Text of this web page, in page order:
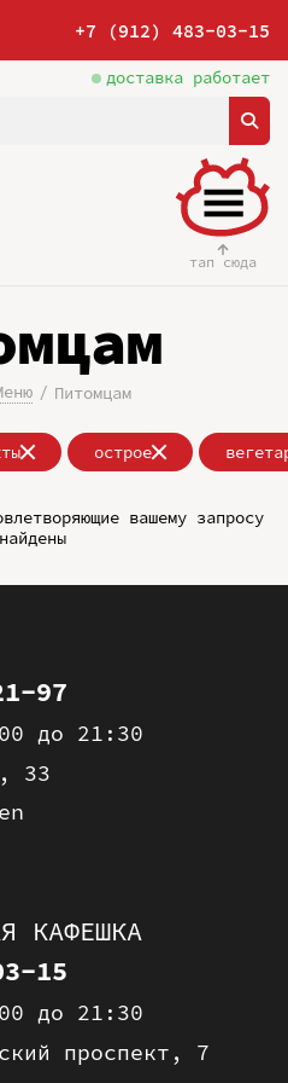
+7 (912) 483-03-15
доставка работает
тап сюда
Питомцам
острое
вашему запросу
97
до 21:30
33
КАФЕШКА
15
до 21:30
проспект, 7